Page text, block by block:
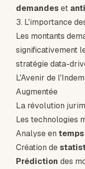
demandeset
3. L'importance
Les montants
significativement
stratégie data-
L'Avenir de
Augmentée
La révolution
Les technologies
Analyse en
Création de
Prédiction des